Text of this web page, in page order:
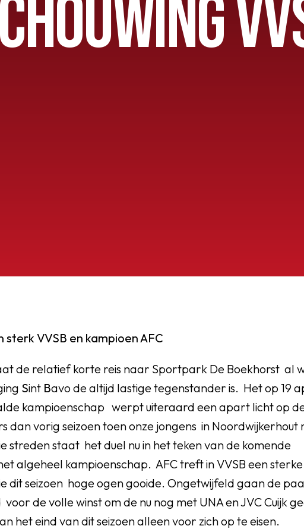
sterk VVSB en kampioen AFC
de relatief korte reis naar Sportpark De Boekhorst al
Sint Bavo de altijd lastige tegenstander is. Het op 19
kampioenschap werpt uiteraard een apart licht op
dan vorig seizoen toen onze jongens in Noordwijkerhout
streden staat het duel nu in het teken van de komende
algeheel kampioenschap. AFC treft in VVSB een sterke
dit seizoen hoge ogen gooide. Ongetwijfeld gaan de
de volle winst om de nu nog met UNA en JVC Cuijk
het eind van dit seizoen alleen voor zich op te eisen.